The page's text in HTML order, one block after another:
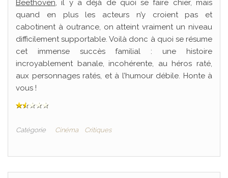
Beethoven, il y a déjà de quoi se faire chier, mais
quand en plus les acteurs n’y croient pas et
cabotinent à outrance, on atteint vraiment un niveau
difficilement supportable. Voilà donc à quoi se résume
cet immense succès familial : une histoire
incroyablement banale, incohérente, au héros raté,
aux personnages ratés, et à l’humour débile. Honte à
vous !
Catégorie Cinéma Critiques